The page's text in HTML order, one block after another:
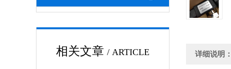
相关文章 / ARTICLE 详细说明：